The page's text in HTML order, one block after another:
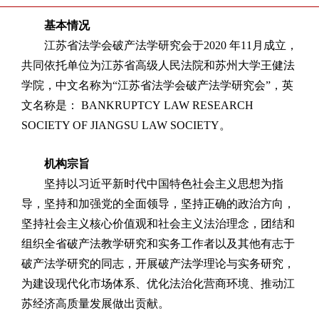
基本情况
江苏省法学会破产法学研究会于2020 年11月成立，
共同依托单位为江苏省高级人民法院和苏州大学王健法
学院 ，中文名称为“江苏省法学会破产法学研究会” ， 英
文名称是 ： BANKRUPTCY LAW RESEARCH
SOCIETY OF JIANGSU LAW SOCIETY。
机构宗旨
坚持以习近平新时代中国特色社会主义思想为指
导，坚持和加强党的全面领导，坚持正确的政治方向，
坚持社会主义核心价值观和社会主义法治理念，团结和
组织全省破产法教学研究和实务工作者以及其他有志于
破产法学研究的同志，开展破产法学理论与实务研究，
为建设现代化市场体系、优化法治化营商环境、推动江
苏经济高质量发展做出贡献。